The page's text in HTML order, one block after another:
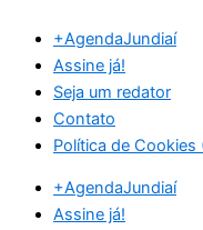
para
conteúdo
+AgendaJundiaí
Assine já!
Seja um redator
Contato
Política de Cookies
+AgendaJundiaí
Assine já!